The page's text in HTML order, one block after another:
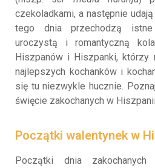
czekoladkami, a następnie
tego dnia przechodzą
uroczystą i romantyczną
Hiszpanów i Hiszpanki, którzy
najlepszych kochanków i
się tu niezwykle hucznie.
święcie zakochanych w
Początki walentynek w
Początki dnia